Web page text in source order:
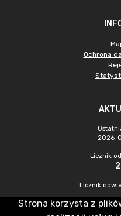
Ochrona
2026-
Licznik
Licznik
Strona korzysta z